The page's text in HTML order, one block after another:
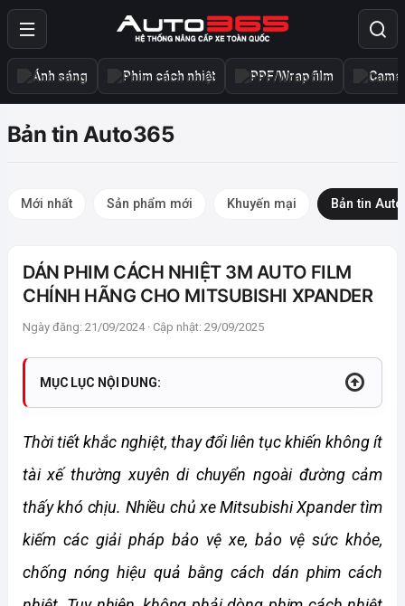
Ánh sáng Phim cách nhiệt PPF/Wrap film
Bản tin Auto365
Mới nhất Sản phẩm mới Khuyến mại Bản tin
DÁN PHIM CÁCH NHIỆT 3M AUTO FILM
CHÍNH HÃNG CHO MITSUBISHI XPANDER
Ngày đăng: 21/09/2024 · Cập nhật: 29/09/2025
MỤC LỤC NỘI DUNG:
Thời tiết khắc nghiệt, thay đổi liên tục khiến không ít
tài xế thường xuyên di chuyển ngoài đường cảm
thấy khó chịu. Nhiều chủ xe Mitsubishi Xpander tìm
kiếm các giải pháp bảo vệ xe, bảo vệ sức khỏe,
chống nóng hiệu quả bằng cách dán phim cách